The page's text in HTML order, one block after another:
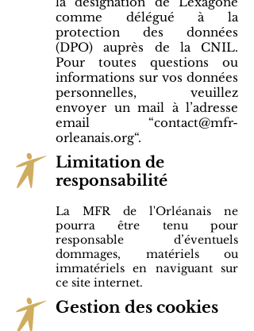
comme délégué à la
protection des données
(DPO) auprès de la CNIL.
Pour toutes questions ou
informations sur vos données
personnelles, veuillez
envoyer un mail à l’adresse
email “contact@mfr-
orleanais.org“.
Limitation de
responsabilité
La MFR de l'Orléanais ne
pourra être tenu pour
responsable d’éventuels
dommages, matériels ou
immatériels en naviguant sur
ce site internet.
Gestion des cookies